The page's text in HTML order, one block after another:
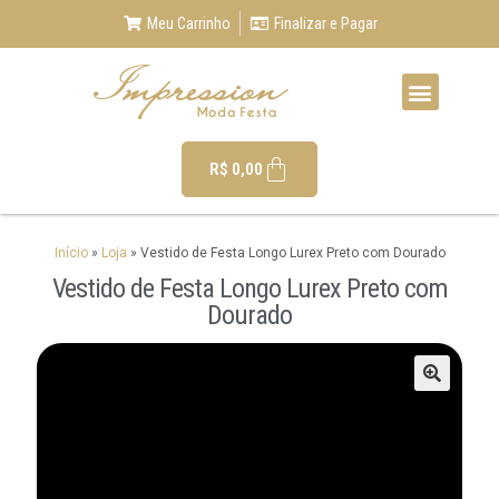
Meu Carrinho Finalizar e Pagar
R$ 0,00
Início» Loja » Vestido de Festa Longo Lurex Preto com Dourado
Vestido de Festa Longo Lurex Preto com
Dourado